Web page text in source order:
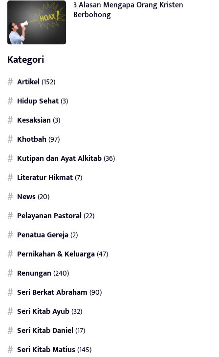
3 Alasan Mengapa Orang Kristen
Berbohong
Kategori
Artikel(152)
Hidup Sehat(3)
Kesaksian(3)
Khotbah(97)
Kutipan dan Ayat Alkitab(36)
Literatur Hikmat(7)
News(20)
Pelayanan Pastoral(22)
Penatua Gereja(2)
Pernikahan & Keluarga(47)
Renungan(240)
Seri Berkat Abraham(90)
Seri Kitab Ayub(32)
Seri Kitab Daniel(17)
Seri Kitab Matius(145)